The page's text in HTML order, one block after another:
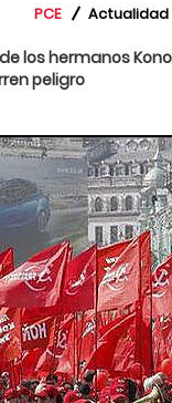
PCE Actualidad
los hermanos
peligro